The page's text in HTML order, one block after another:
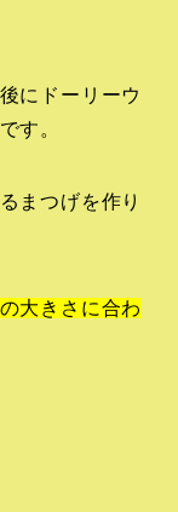
にドーリーウ
す。
まつげを作り
大きさに合わ